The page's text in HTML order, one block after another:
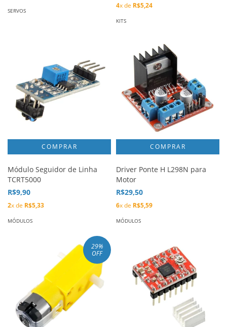
SERVOS
4x de R$5,24
KITS
Módulo Seguidor de Linha
TCRT5000
R$9,90
2x de R$5,33
MÓDULOS
Driver Ponte H L298N para
Motor
R$29,50
6x de R$5,59
MÓDULOS
29%
OFF